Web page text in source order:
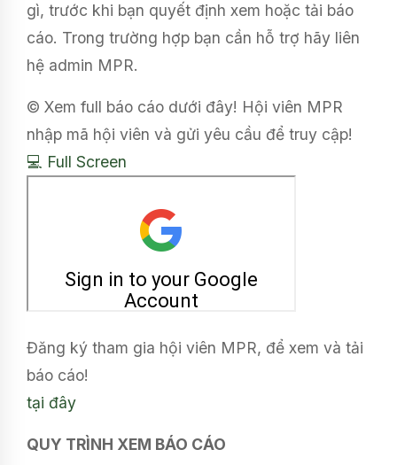
gì, trước khi bạn quyết định xem hoặc tải báo
cáo. Trong trường hợp bạn cần hỗ trợ hãy liên
hệ admin MPR.
© Xem full báo cáo dưới đây! Hội viên MPR
nhập mã hội viên và gửi yêu cầu để truy cập!
💻 Full Screen
Đăng ký tham gia hội viên MPR, để xem và tải
báo cáo!
tại đây
QUY TRÌNH XEM BÁO CÁO